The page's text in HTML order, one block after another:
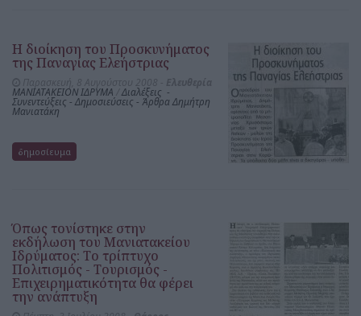
Η διοίκηση του Προσκυνήματος
της Παναγίας Ελεήστριας
ΜΑΝΙΑΤΑΚΕΙΟΝ ΙΔΡΥΜΑ Διαλέξεις -
Συνεντεύξεις - Δημοσιεύσεις - Άρθρα Δημήτρη
Μανιατάκη
δημοσίευμα
Όπως τονίστηκε στην
εκδήλωση του Μανιατακείου
Ιδρύματος: Το τρίπτυχο
Πολιτισμός - Τουρισμός -
Επιχειρηματικότητα θα φέρει
την ανάπτυξη